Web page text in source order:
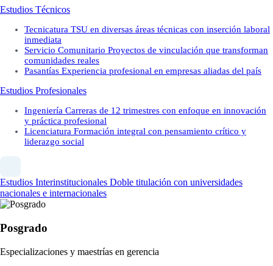
Estudios Técnicos
Tecnicatura TSU en diversas áreas técnicas con inserción laboral
inmediata
Servicio Comunitario Proyectos de vinculación que transforman
comunidades reales
Pasantías Experiencia profesional en empresas aliadas del país
Estudios Profesionales
Ingeniería Carreras de 12 trimestres con enfoque en innovación
y práctica profesional
Licenciatura Formación integral con pensamiento crítico y
liderazgo social
Estudios Interinstitucionales Doble titulación con universidades
nacionales e internacionales
Posgrado
Especializaciones y maestrías en gerencia